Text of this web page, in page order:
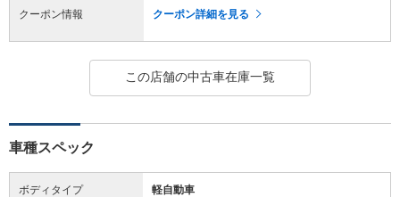
クーポン情報 クーポン詳細を見る
この店舗の中古車在庫一覧
車種スペック
ボディタイプ 軽自動車